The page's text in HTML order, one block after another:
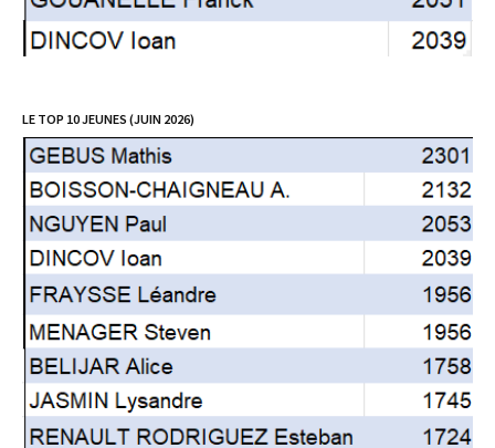
LE TOP 10 JEUNES (JUIN 2026)